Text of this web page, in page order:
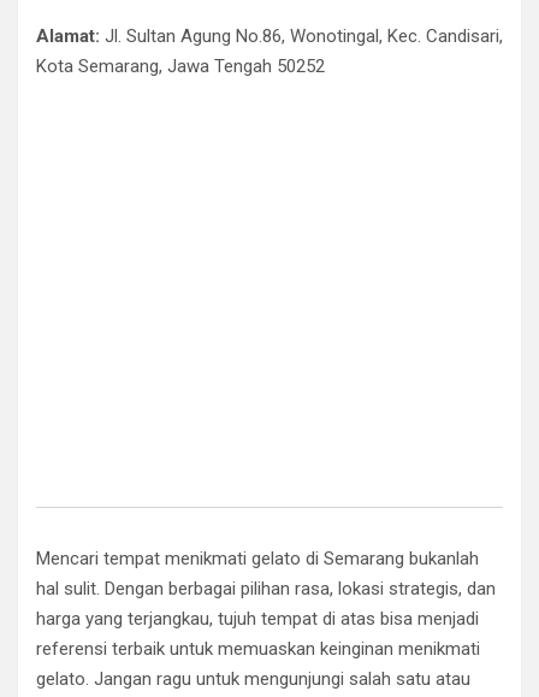
Alamat: Jl. Sultan Agung No.86, Wonotingal, Kec. Candisari,
Kota Semarang, Jawa Tengah 50252
Mencari tempat menikmati gelato di Semarang bukanlah
hal sulit. Dengan berbagai pilihan rasa, lokasi strategis, dan
harga yang terjangkau, tujuh tempat di atas bisa menjadi
referensi terbaik untuk memuaskan keinginan menikmati
gelato. Jangan ragu untuk mengunjungi salah satu atau